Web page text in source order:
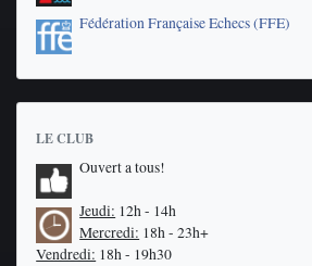
Fédération Française Echecs (FFE)
LE CLUB
Ouvert a tous!
Jeudi: 12h - 14h
Mercredi: 18h - 23h+
Vendredi: 18h - 19h30